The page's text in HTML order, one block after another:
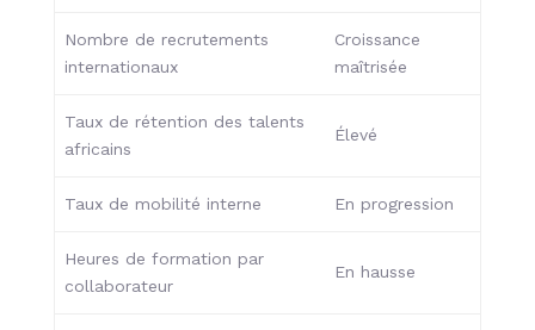
Nombre de recrutements
internationaux
Croissance
maîtrisée
Taux de rétention des talents
africains
Élevé
Taux de mobilité interne En progression
Heures de formation par
collaborateur
En hausse